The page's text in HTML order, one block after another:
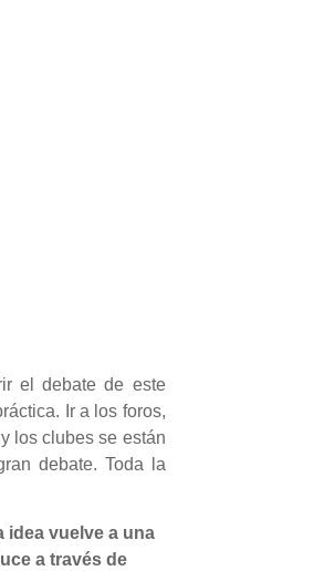
el debate de este
Ir a los foros,
los clubes se están
debate. Toda la
idea vuelve a una
a través de